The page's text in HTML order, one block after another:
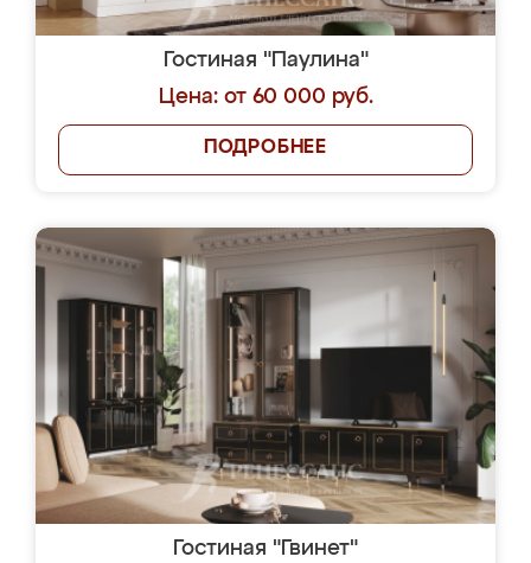
Гостиная "Паулина"
Цена: от 60 000 руб.
ПОДРОБНЕЕ
Гостиная "Гвинет"